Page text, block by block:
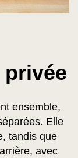
ensemble,
Elle
tandis que
avec